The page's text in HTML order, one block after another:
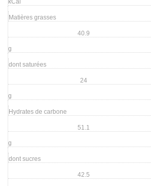
kCal
Matières grasses
40.9
g
dont saturées
24
g
Hydrates de carbone
51.1
g
dont sucres
42.5